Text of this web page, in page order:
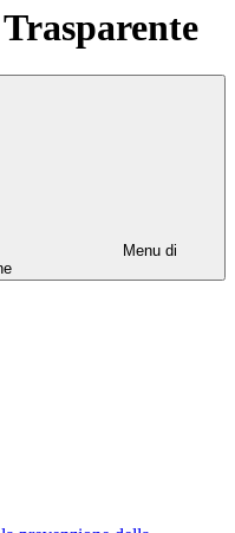
Menu di